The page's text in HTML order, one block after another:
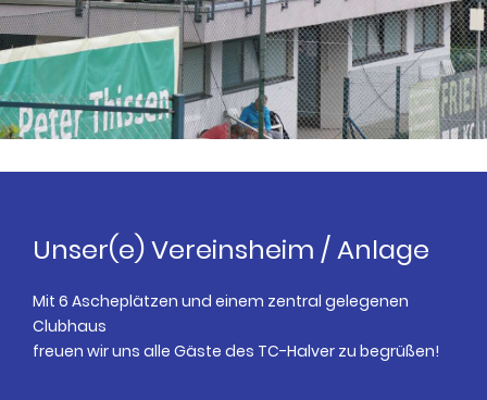
Unser(e) Vereinsheim / Anlage
Mit 6 Ascheplätzen und einem zentral gelegenen
Clubhaus
freuen wir uns alle Gäste des TC-Halver zu begrüßen!